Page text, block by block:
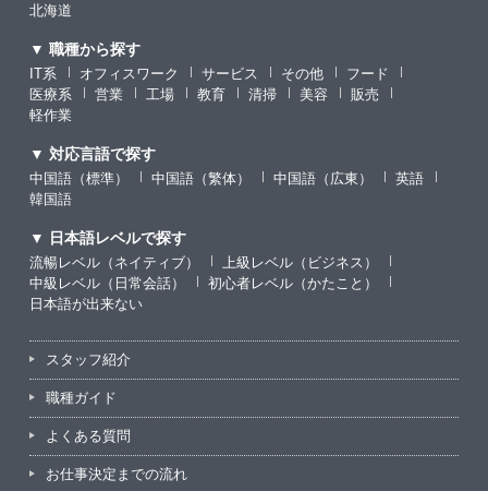
北海道
▼ 職種から探す
IT系 オフィスワーク サービス その他
フード
医療系
営業 工場 教育 清掃 美容
販売
軽作業
▼ 対応言語で探す
中国語（標準） 中国語（繁体） 中国語（広東）
英語
韓国語
▼ 日本語レベルで探す
流暢レベル（ネイティブ）
上級レベル（ビジネス）
中級レベル（日常会話）
初心者レベル（かたこと）
日本語が出来ない
スタッフ紹介
職種ガイド
よくある質問
お仕事決定までの流れ